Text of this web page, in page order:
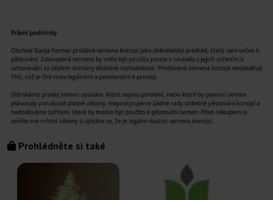
Prohlédněte si také